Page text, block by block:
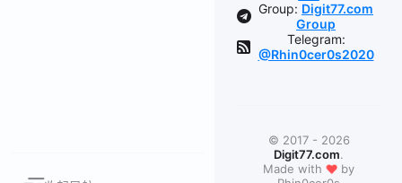
Group: Digit77.com
Group
Telegram:
@Rhin0cer0s2020
© 2017 - 2026
Digit77.com.
Made with ❤ by